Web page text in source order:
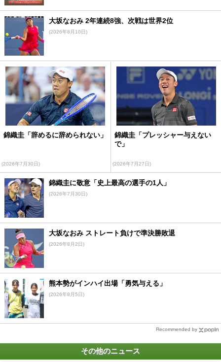
大坂なおみ 2年連続8強、次戦は世界2位
(2026年8月10日)
錦織圭「辞めるに辞められない」
(2026年7月30日)
錦織圭「プレッシャー与えない
で」
(2026年7月27日)
錦織圭に敬意「史上最高の選手の1人」
(2026年7月30日)
大坂なおみ ストレート負けで準決勝敗退
(2026年8月2日)
熊本勢がインハイ出場「勇気与える」
(2026年8月5日)
Recommended by
その他のニュース